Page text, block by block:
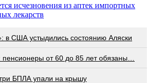
исчезновения из аптек импортных
лекарств
в США устыдились состоянию Аляски
пенсионеры от 60 до 85 лет обязаны…
БПЛА упали на крышу